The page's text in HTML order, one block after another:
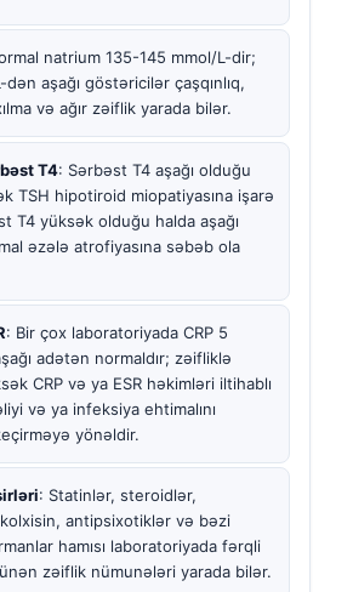
natrium 135-145 mmol/L-dir;
aşağı göstəricilər çaşqınlıq,
və ağır zəiflik yarada bilər.
T4: Sərbəst T4 aşağı olduğu
TSH hipotiroid miopatiyasına işarə
T4 yüksək olduğu halda aşağı
əzələ atrofiyasına səbəb ola
: Bir çox laboratoriyada CRP 5
adətən normaldır; zəifliklə
CRP və ya ESR həkimləri iltihablı
və ya infeksiya ehtimalını
yönəldir.
: Statinlər, steroidlər,
antipsixotiklər və bəzi
hamısı laboratoriyada fərqli
zəiflik nümunələri yarada bilər.